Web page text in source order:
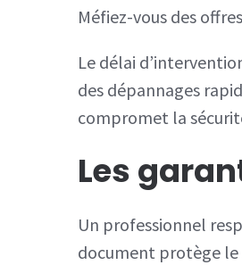
Méfiez-vous des
Le délai
des dépannages
compromet la
Les
Un professionnel
document protège le